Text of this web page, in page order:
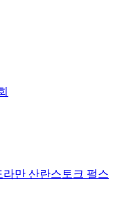
라만 산란스토크 펄스